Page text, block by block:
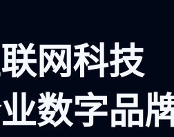
网科技
数字品